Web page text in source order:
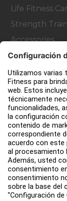
Life Fitness
Strength
Accessories
Atención al
Design de
Centro de
Centro de
Acerca de
Buscar un
Encuentre
Legal
Accesibilidad